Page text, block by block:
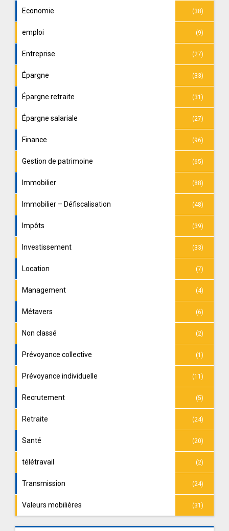
Economie (38)
emploi (9)
Entreprise (27)
Épargne (33)
Épargne retraite (31)
Épargne salariale (27)
Finance (96)
Gestion de patrimoine (65)
Immobilier (88)
Immobilier – Défiscalisation (48)
Impôts (39)
Investissement (33)
Location (7)
Management (4)
Métavers (6)
Non classé (2)
Prévoyance collective (1)
Prévoyance individuelle (11)
Recrutement (5)
Retraite (24)
Santé (20)
télétravail (2)
Transmission (24)
Valeurs mobilières (31)